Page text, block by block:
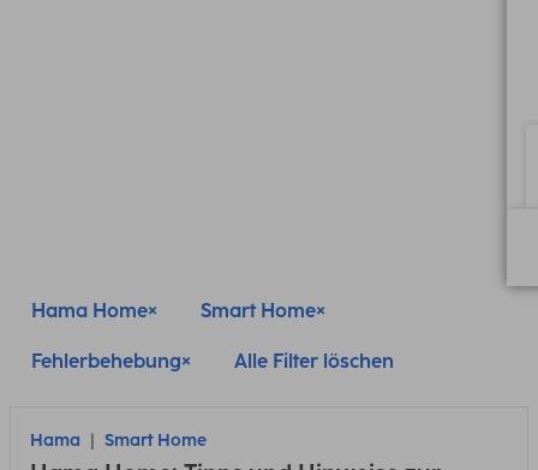
Hama Home Smart Home
Fehlerbehebung Alle Filter löschen
Hama Smart Home